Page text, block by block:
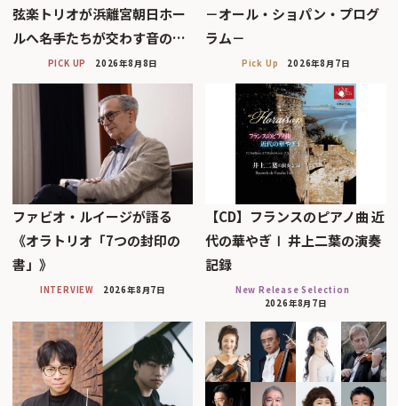
弦楽トリオが浜離宮朝日ホー
ルへ――名手たちが交わす音の…
PICK UP 2026年8月8日
－オール・ショパン・プログ
ラム－
Pick Up 2026年8月7日
ファビオ・ルイージが語る
《オラトリオ「7つの封印の
書」》
INTERVIEW 2026年8月7日
【CD】フランスのピアノ曲 近
代の華やぎⅠ 井上二葉の演奏
記録
New Release Selection
2026年8月7日